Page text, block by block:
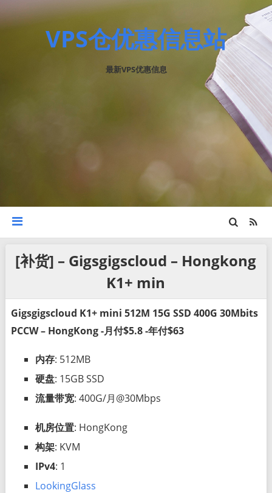
VPS仓优惠信息站
最新VPS优惠信息
[补货] – Gigsgigscloud – Hongkong
K1+ min
Gigsgigscloud K1+ mini 512M 15G SSD 400G 30Mbits
PCCW – HongKong -月付$5.8 -年付$63
内存: 512MB
硬盘: 15GB SSD
流量带宽: 400G/月@30Mbps
机房位置: HongKong
构架: KVM
IPv4: 1
LookingGlass